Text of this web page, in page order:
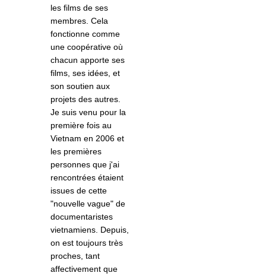
les films de ses
membres. Cela
fonctionne comme
une coopérative où
chacun apporte ses
films, ses idées, et
son soutien aux
projets des autres.
Je suis venu pour la
première fois au
Vietnam en 2006 et
les premières
personnes que j'ai
rencontrées étaient
issues de cette
"nouvelle vague" de
documentaristes
vietnamiens. Depuis,
on est toujours très
proches, tant
affectivement que